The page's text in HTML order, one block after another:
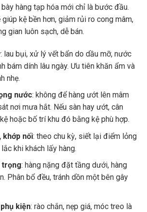
hàng tạp hóa mới chỉ là bước đầu.
kệ bền hơn, giảm rủi ro cong mâm,
gian luôn sạch, dễ bán.
: lau bụi, xử lý vết bẩn do dầu mỡ, nước
bám dính lâu ngày. Ưu tiên khăn ẩm và
nhẹ.
nước: không để hàng ướt lên mâm
nơi mưa hắt. Nếu sàn hay ướt, cân
hoặc bố trí khu đó bằng kệ phù hợp.
khớp nối: theo chu kỳ, siết lại điểm lỏng
khi khách lấy hàng.
trọng: hàng nặng đặt tầng dưới, hàng
Phân bổ đều, tránh dồn một bên gây
kiện: rào chắn, nẹp giá, móc treo là